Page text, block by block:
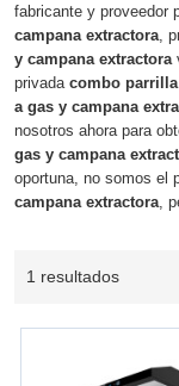
fabricante y proveedor
campana extractora ,
y campana extractora
privadacombo
a gas y campana
nosotros ahora para
gas y campana
oportuna, no somos el
campana extractora ,
1 resultados